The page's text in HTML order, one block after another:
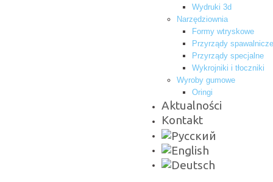
Wydruki 3d
Narzędziownia
Formy wtryskowe
Przyrządy
Przyrządy specjalne
Wykrojniki i tłoczniki
Wyroby gumowe
Oringi
Aktualności
Kontakt